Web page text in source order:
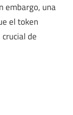
embargo, una
el token
de